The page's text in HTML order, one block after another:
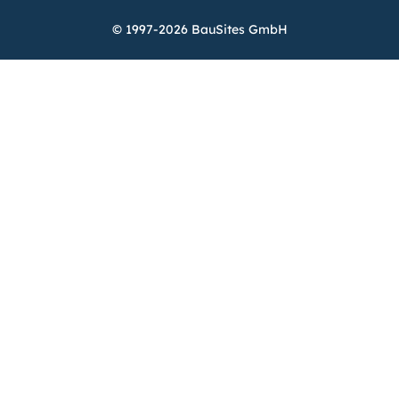
© 1997-2026 BauSites GmbH